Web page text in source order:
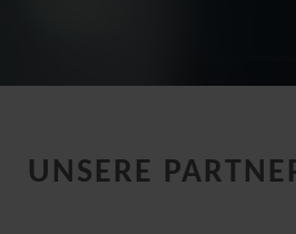
UNSERE